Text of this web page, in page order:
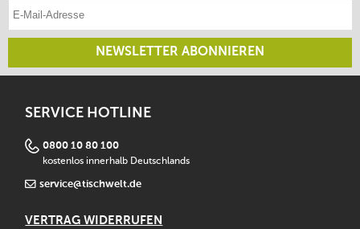
E-Mail-Adresse eintragen
NEWSLETTER ABONNIEREN
SERVICE HOTLINE
0800 10 80 100
kostenlos innerhalb Deutschlands
service@tischwelt.de
VERTRAG WIDERRUFEN